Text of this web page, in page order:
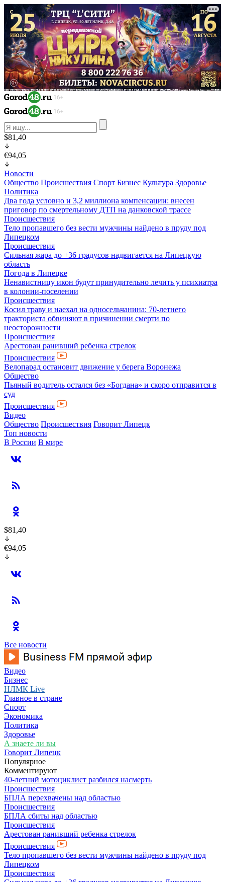
$81,40
€94,05
Новости
Общество Происшествия Спорт Бизнес Культура Здоровье
Политика
Два года условно и 3,2 миллиона компенсации: внесен
приговор по смертельному ДТП на данковской трассе
Происшествия
Тело пропавшего без вести мужчины найдено в пруду под
Липецком
Происшествия
Сильная жара до +36 градусов надвигается на Липецкую
область
Погода в Липецке
Ненавистницу икон будут принудительно лечить у психиатра
в колонии-поселении
Происшествия
Косил траву и наехал на односельчанина: 70-летнего
тракториста обвиняют в причинении смерти по
неосторожности
Происшествия
Арестован ранивший ребенка стрелок
Происшествия
Велопарад остановит движение у берега Воронежа
Общество
Пьяный водитель остался без «Богдана» и скоро отправится в
суд
Происшествия
Видео
Общество Происшествия Говорит Липецк
Топ новости
В России В мире
$81,40
€94,05
Все новости
Видео
Бизнес
НЛМК Live
Главное в стране
Спорт
Экономика
Политика
Здоровье
А знаете ли вы
Говорит Липецк
Популярное
Комментируют
40-летний мотоциклист разбился насмерть
Происшествия
БПЛА перехвачены над областью
Происшествия
БПЛА сбиты над областью
Происшествия
Арестован ранивший ребенка стрелок
Происшествия
Тело пропавшего без вести мужчины найдено в пруду под
Липецком
Происшествия